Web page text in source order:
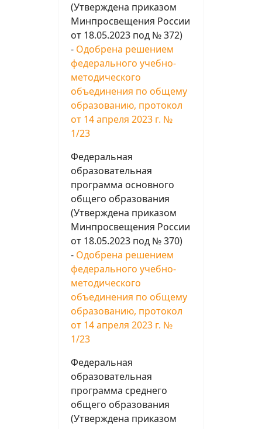
(Утверждена приказом
Минпросвещения России
от 18.05.2023 под № 372)
- Одобрена решением
федерального учебно-
методического
объединения по общему
образованию, протокол
от 14 апреля 2023 г. №
1/23
Федеральная
образовательная
программа основного
общего образования
(Утверждена приказом
Минпросвещения России
от 18.05.2023 под № 370)
- Одобрена решением
федерального учебно-
методического
объединения по общему
образованию, протокол
от 14 апреля 2023 г. №
1/23
Федеральная
образовательная
программа среднего
общего образования
(Утверждена приказом